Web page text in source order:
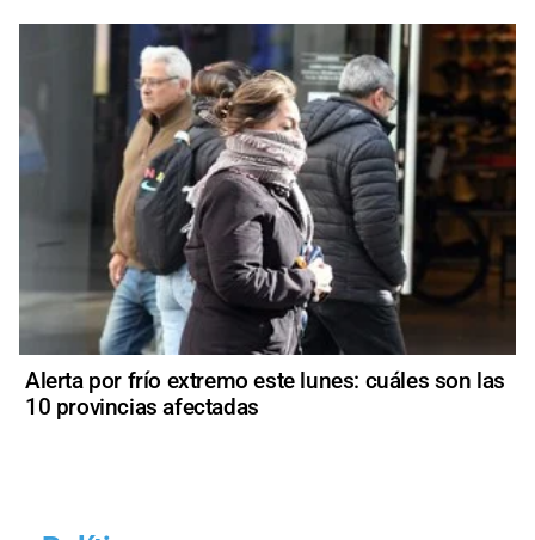
Alerta por frío extremo este lunes: cuáles son las
10 provincias afectadas